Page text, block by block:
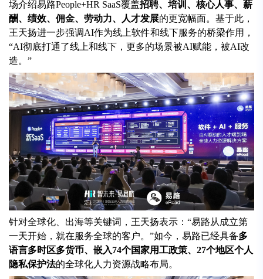
场介绍易路People+HR SaaS覆盖招聘、培训、核心人事、薪
酬、绩效、佣金、劳动力、人才发展的更宽幅面。基于此，
王天扬进一步强调AI作为线上软件和线下服务的桥梁作用，
“AI彻底打通了线上和线下，更多的场景被AI赋能，被AI改
造。”
针对全球化、出海等关键词，王天扬表示：“易路从成立第
一天开始，就在服务全球的客户。”如今，易路已经具备多
语言多时区多货币、嵌入74个国家用工政策、27个地区个人
隐私保护法的全球化人力资源战略布局。